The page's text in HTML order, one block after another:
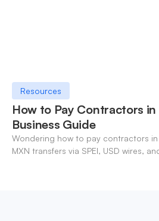
Resources
How to Pay Contractors in
Business Guide
Wondering how to pay contractors in
MXN transfers via SPEI, USD wires,